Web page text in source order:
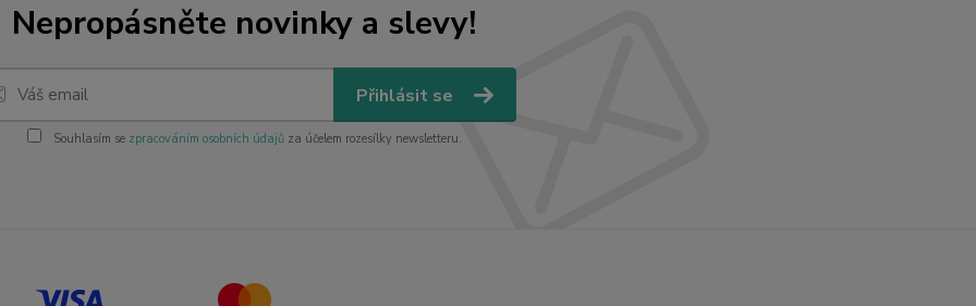
Nepropásněte novinky a slevy!
Přihlásit se
Souhlasím se zpracováním osobních údajůza účelem rozesílky newsletteru.